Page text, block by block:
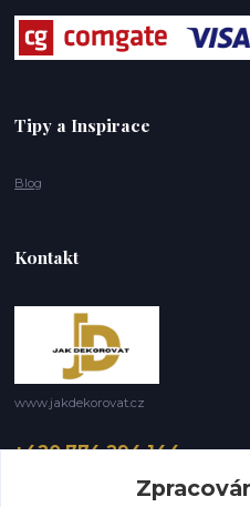
Tipy a Inspirace
Blog
Kontakt
www.jakdekorovat.cz
+420 774 294 144